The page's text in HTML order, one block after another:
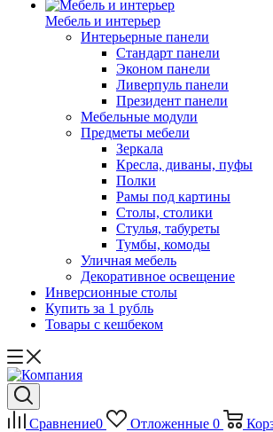
Мебель и интерьер
Интерьерные панели
Стандарт панели
Эконом панели
Ливерпуль панели
Президент панели
Мебельные модули
Предметы мебели
Зеркала
Кресла, диваны, пуфы
Полки
Рамы под картины
Столы, столики
Стулья, табуреты
Тумбы, комоды
Уличная мебель
Декоративное освещение
Инверсионные столы
Купить за 1 рубль
Товары с кешбеком
Сравнение0 Отложенные 0